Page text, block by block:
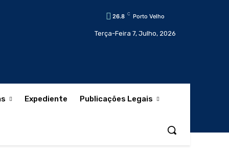
26.8 C Porto Velho
Terça-Feira 7, Julho, 2026
Expediente Publicações Legais